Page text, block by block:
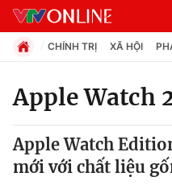
Chuyên mục
Chính trị
CHÍNH TRỊ XÃ HỘI
Apple Watch
Apple Watch
mới với chất liệu